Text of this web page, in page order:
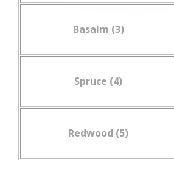
Basalm (3)
Spruce (4)
Redwood (5)